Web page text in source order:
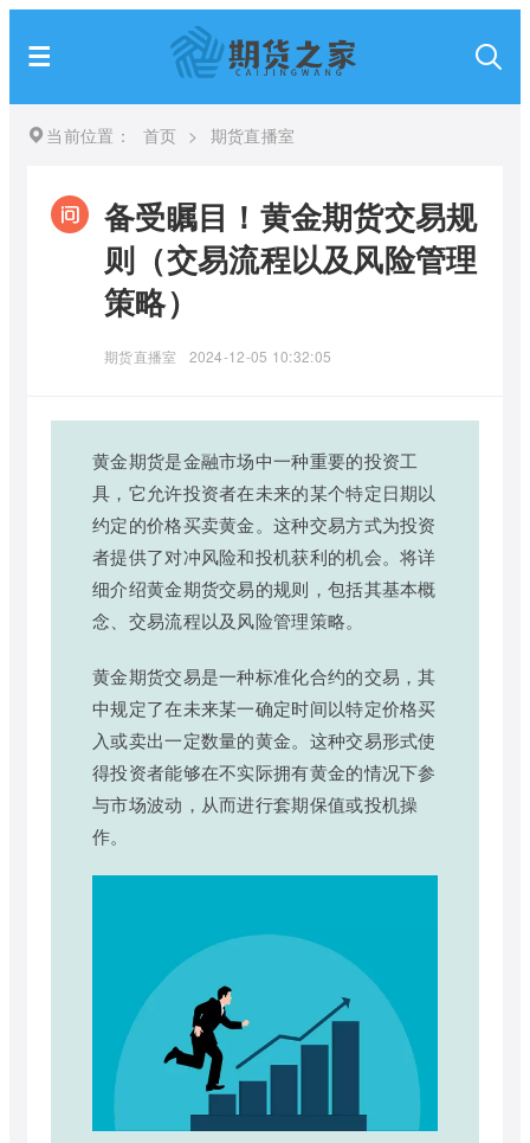
当前位置： 首页 > 期货直播室
备受瞩目！黄金期货交易规
则（交易流程以及风险管理
策略）
期货直播室 2024-12-05 10:32:05
黄金期货是金融市场中一种重要的投资工
具，它允许投资者在未来的某个特定日期以
约定的价格买卖黄金。这种交易方式为投资
者提供了对冲风险和投机获利的机会。将详
细介绍黄金期货交易的规则，包括其基本概
念、交易流程以及风险管理策略。
黄金期货交易是一种标准化合约的交易，其
中规定了在未来某一确定时间以特定价格买
入或卖出一定数量的黄金。这种交易形式使
得投资者能够在不实际拥有黄金的情况下参
与市场波动，从而进行套期保值或投机操
作。